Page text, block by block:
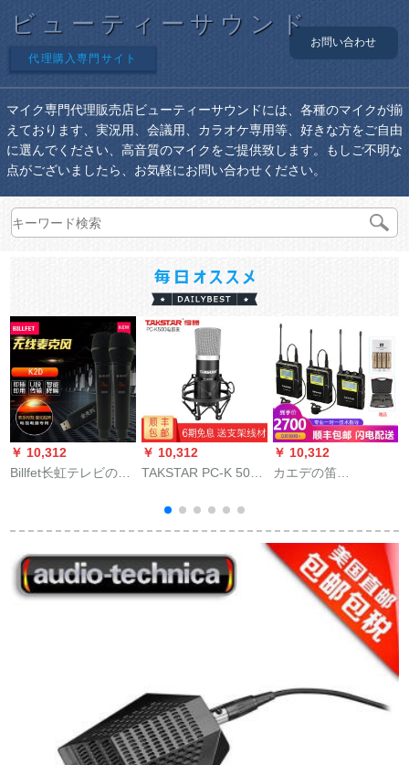
ビューティーサウンド
代理購入専門サイト
お問い合わせ
マイク専門代理販売店ビューティーサウンドには、各種のマイクが揃
えております、実況用、会議用、カラオケ専用等、好きな方をご自由
に選んでください、高音質のマイクをご提供致します。もしご不明な
点がございましたら、お気軽にお問い合わせください。
￥ 10,312
Billfet长虹テレビの全
トリアM 1 C 1のテレ
ビィのマイクはつけ
ます2麦のプロシュー
トを使います。
￥ 10,312
TAKSTAR PC-K 500
用テープ电话生放送
设备サウドカードドK
500+サポトライト线
材セト
￥ 10,312
カエデの笛
の小さいハチの无线
のマイクの携帯电话
の一眼レフのカメラ
の専门の取材のラジ
オのマイクの1つのド